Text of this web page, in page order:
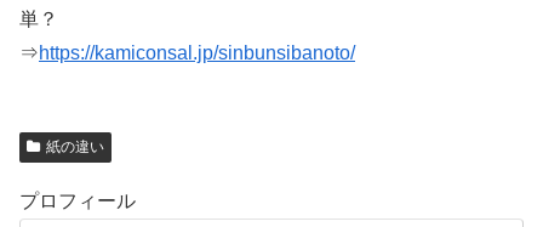
単？
⇒https://kamiconsal.jp/sinbunsibanoto/
紙の違い
プロフィール